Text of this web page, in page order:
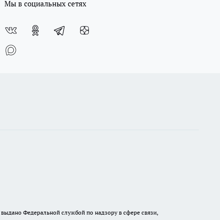
Мы в социальных сетях
Федеральной службой по надзору в сфере связи,